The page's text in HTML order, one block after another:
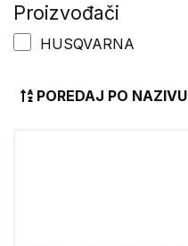
Proizvođači
HUSQVARNA
POREDAJ PO NAZIVU